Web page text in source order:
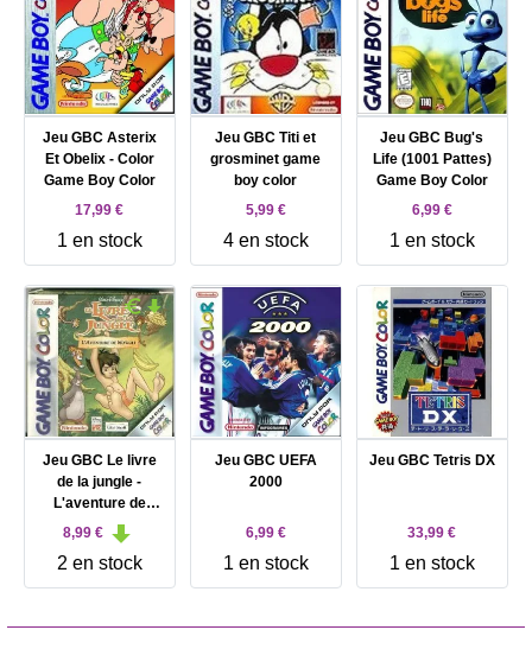
Jeu GBC Asterix
Et Obelix - Color
Game Boy Color
17,99 €
1 en stock
Jeu GBC Titi et
grosminet game
boy color
5,99 €
4 en stock
Jeu GBC Bug's
Life (1001 Pattes)
Game Boy Color
6,99 €
1 en stock
Jeu GBC Le livre
de la jungle -
L'aventure de
Mowgli
8,99 €
2 en stock
Jeu GBC UEFA
2000
6,99 €
1 en stock
Jeu GBC Tetris DX
33,99 €
1 en stock